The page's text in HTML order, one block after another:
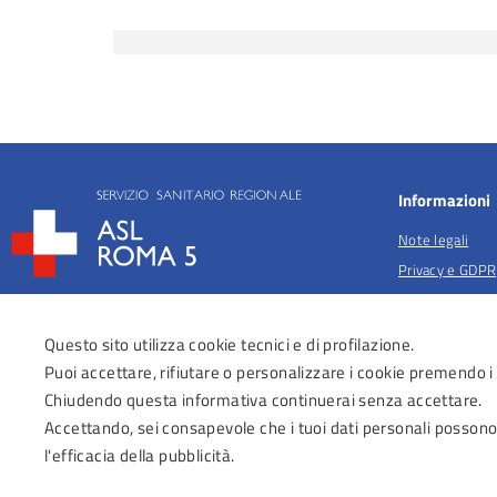
Informazioni
Note legali
Privacy e GDPR
Privacy per
Anticorruzione
Obiettivi di
Dichiarazione
Regolamenti
Questo sito utilizza cookie tecnici e di profilazione.
Puoi accettare, rifiutare o personalizzare i cookie premendo
Chiudendo questa informativa continuerai senza accettare.
Accettando, sei consapevole che i tuoi dati personali
l'efficacia della pubblicità.